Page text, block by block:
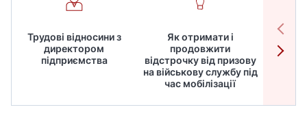
Трудові відносини з
директором
підприємства
Як отримати і
продовжити
відстрочку від призову
на військову службу під
час мобілізації